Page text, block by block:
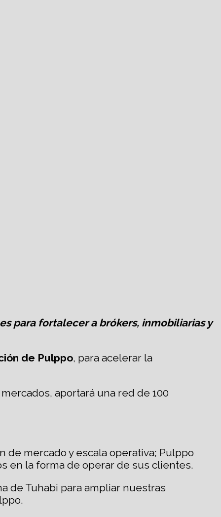
para fortalecer a brókers, inmobiliarias y
de Pulppo, para acelerar la
aportará una red de 100
de mercado y escala operativa; Pulppo
en la forma de operar de sus clientes.
de Tuhabi para ampliar nuestras